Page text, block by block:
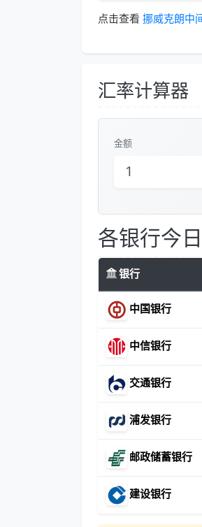
点击查看 挪威克朗中
汇率计算器
金额
各银行今日
银行
中国银行
中信银行
交通银行
浦发银行
邮政储蓄银行
建设银行